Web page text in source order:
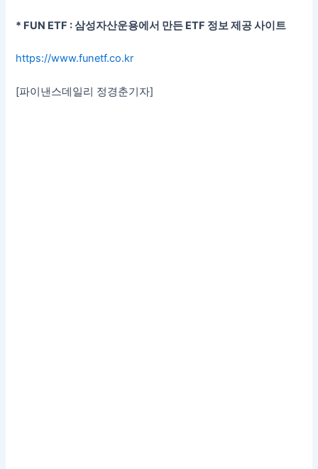
* FUN ETF : 삼성자산운용에서 만든 ETF 정보 제공 사이트
https://www.funetf.co.kr
[파이낸스데일리 정경춘기자]